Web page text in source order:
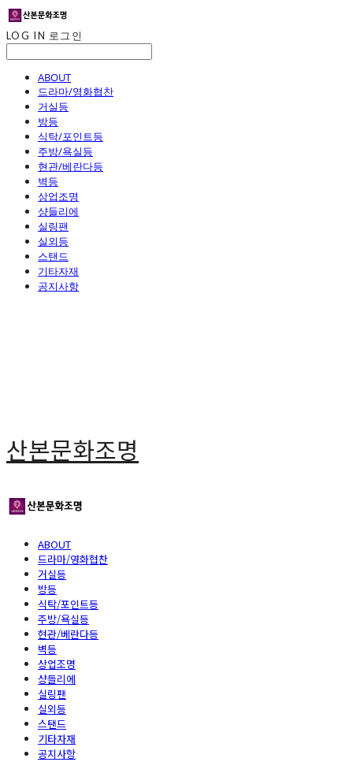
LOG IN 로그인
ABOUT
드라마/영화협찬
거실등
방등
식탁/포인트등
주방/욕실등
현관/베란다등
벽등
상업조명
샹들리에
실링팬
실외등
스탠드
기타자재
공지사항
산본문화조명
ABOUT
드라마/영화협찬
거실등
방등
식탁/포인트등
주방/욕실등
현관/베란다등
벽등
상업조명
샹들리에
실링팬
실외등
스탠드
기타자재
공지사항